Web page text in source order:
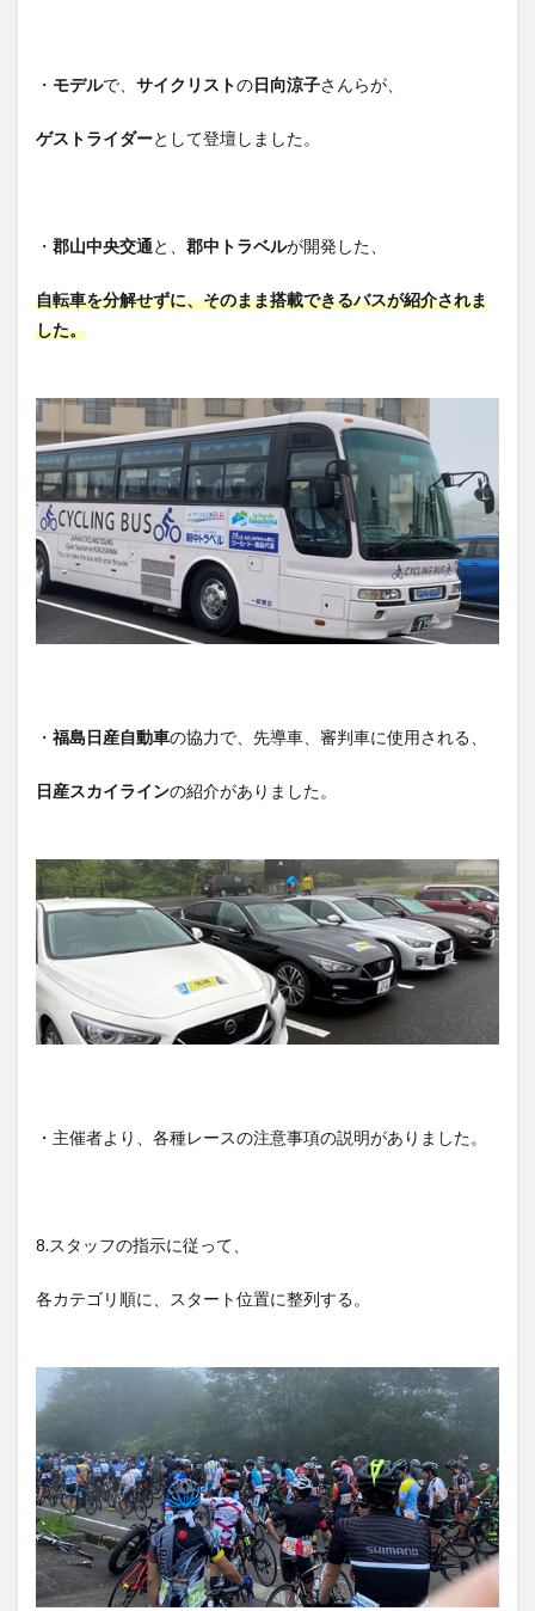
・ モデルで、 サイクリストの日向涼子さんらが、
ゲストライダーとして登壇しました。
・ 郡山中央交通と、 郡中トラベルが開発した、
自転車を分解せずに、そのまま搭載できるバスが紹介されま
した。
・ 福島日産自動車の協力で、先導車、審判車に使用される、
日産スカイラインの紹介がありました。
・主催者より、各種レースの注意事項の説明がありました。
8.スタッフの指示に従って、
各カテゴリ順に、スタート位置に整列する。